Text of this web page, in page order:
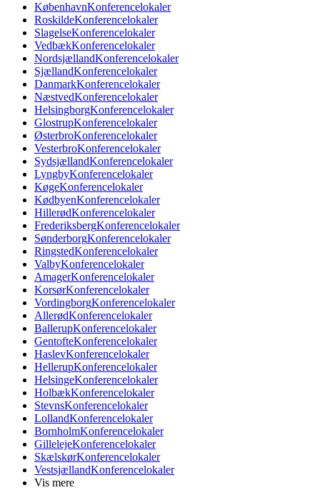
KøbenhavnKonferencelokaler
RoskildeKonferencelokaler
SlagelseKonferencelokaler
VedbækKonferencelokaler
NordsjællandKonferencelokaler
SjællandKonferencelokaler
DanmarkKonferencelokaler
NæstvedKonferencelokaler
HelsingborgKonferencelokaler
GlostrupKonferencelokaler
ØsterbroKonferencelokaler
VesterbroKonferencelokaler
SydsjællandKonferencelokaler
LyngbyKonferencelokaler
KøgeKonferencelokaler
KødbyenKonferencelokaler
HillerødKonferencelokaler
FrederiksbergKonferencelokaler
SønderborgKonferencelokaler
RingstedKonferencelokaler
ValbyKonferencelokaler
AmagerKonferencelokaler
KorsørKonferencelokaler
VordingborgKonferencelokaler
AllerødKonferencelokaler
BallerupKonferencelokaler
GentofteKonferencelokaler
HaslevKonferencelokaler
HellerupKonferencelokaler
HelsingeKonferencelokaler
HolbækKonferencelokaler
StevnsKonferencelokaler
LollandKonferencelokaler
BornholmKonferencelokaler
GillelejeKonferencelokaler
SkælskørKonferencelokaler
VestsjællandKonferencelokaler
Vis mere